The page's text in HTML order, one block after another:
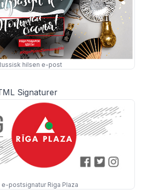
hilsen e-post
Signaturer
e-postsignatur Riga Plaza